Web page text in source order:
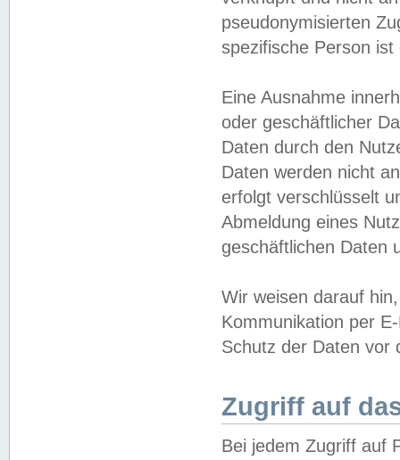
pseudonymisierten
spezifische Person
Eine Ausnahme
oder geschäftlicher
Daten durch den
Daten werden nicht
erfolgt verschlüsselt
Abmeldung eines
geschäftlichen Daten
Wir weisen darauf
Kommunikation per
Schutz der Daten vor
Zugriff auf
Bei jedem Zugriff auf